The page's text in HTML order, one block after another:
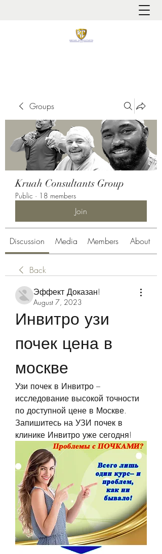
Groups
Kruah Consultants Group
Public · 18 members
Join
Discussion Media Members About
Back
Эффект Доказан!
August 7, 2023
Инвитро узи
почек цена в
москве
Узи почек в Инвитро –
исследование высокой точности
по доступной цене в Москве.
Запишитесь на УЗИ почек в
клинике Инвитро уже сегодня!